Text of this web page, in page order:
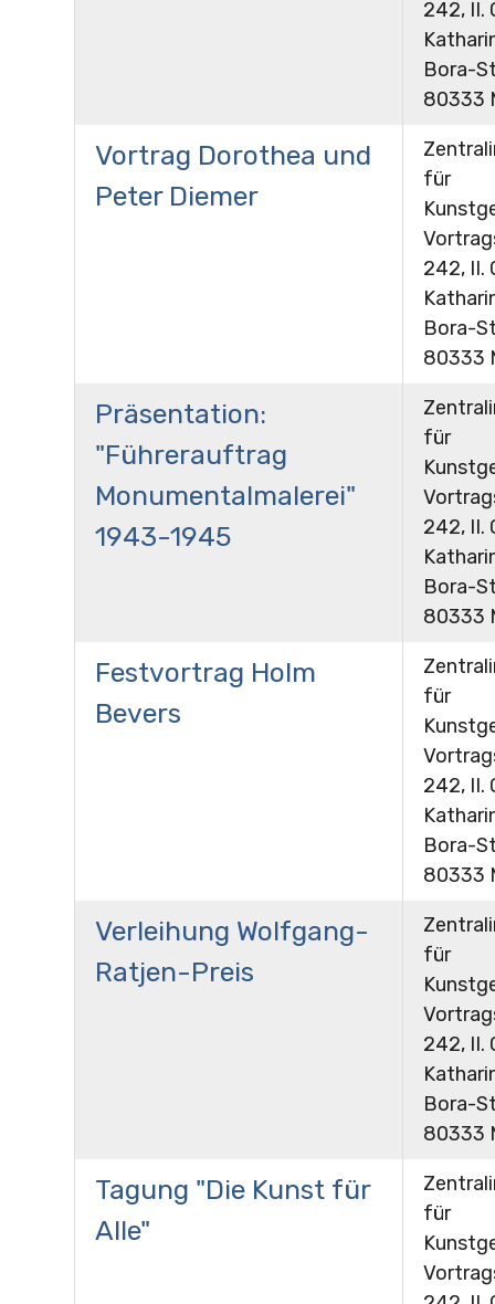
242, II.
Bora-
80333
Vortrag Dorothea und
Peter Diemer
für
242, II.
Bora-
80333
Präsentation:
"Führerauftrag
Monumentalmalerei"
1943-1945
für
242, II.
Bora-
80333
Festvortrag Holm
Bevers
für
242, II.
Bora-
80333
Verleihung Wolfgang-
Ratjen-Preis
für
242, II.
Bora-
80333
Tagung "Die Kunst für
Alle"
für